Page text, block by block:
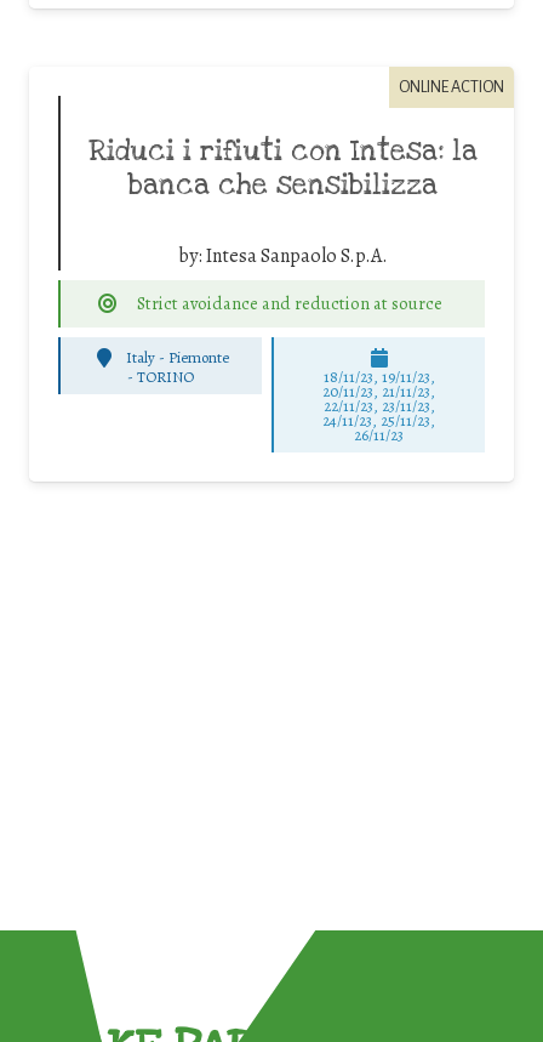
ONLINE ACTION
Riduci i rifiuti con Intesa: la
banca che sensibilizza
by:Intesa Sanpaolo S.p.A.
Strict avoidance and reduction at source
Italy - Piemonte
-TORINO 18/11/23, 19/11/23,
20/11/23, 21/11/23,
22/11/23, 23/11/23,
24/11/23, 25/11/23,
26/11/23